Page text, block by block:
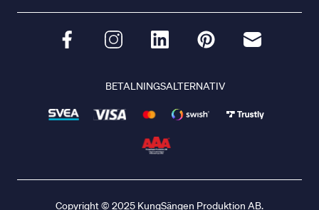
BETALNINGSALTERNATIV
Copyright © 2025 KungSängen Produktion AB.